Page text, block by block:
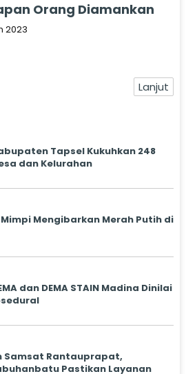
Orang Diamankan
2023
Lanjut
Tapsel Kukuhkan 248
dan Kelurahan
Mengibarkan Merah Putih di
dan DEMA STAIN Madina Dinilai
Samsat Rantauprapat,
Pastikan Layanan